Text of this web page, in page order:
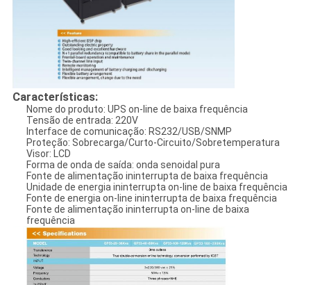
Características:
Nome do produto: UPS on-line de baixa frequência
Tensão de entrada: 220V
Interface de comunicação: RS232/USB/SNMP
Proteção: Sobrecarga/Curto-Circuito/Sobretemperatura
Visor: LCD
Forma de onda de saída: onda senoidal pura
Fonte de alimentação ininterrupta de baixa frequência
Unidade de energia ininterrupta on-line de baixa frequência
Fonte de energia on-line ininterrupta de baixa frequência
Fonte de alimentação ininterrupta on-line de baixa
frequência